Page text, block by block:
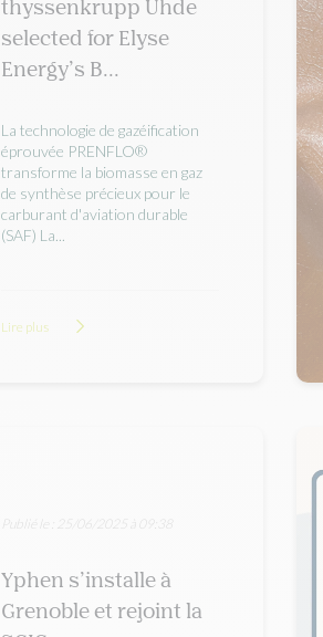
thyssenkrupp Uhde
selected for Elyse
Energy’s B...
La technologie de gazéification
éprouvée PRENFLO®
transforme la biomasse en gaz
de synthèse précieux pour le
carburant d'aviation durable
(SAF) La...
Lire plus
Yphen s’installe à
Grenoble et rejoint la